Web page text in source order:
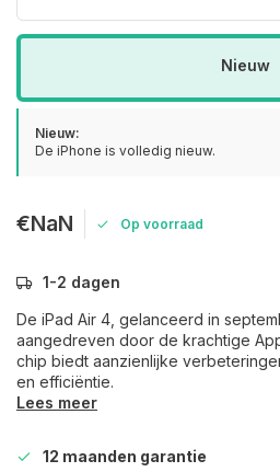
Nieuw
Nieuw:
De iPhone is volledig nieuw.
€NaN Op voorraad
1-2 dagen
De iPad Air 4, gelanceerd in
aangedreven door de krachtige
chip biedt aanzienlijke
en efficiëntie.
Lees meer
12 maanden garantie